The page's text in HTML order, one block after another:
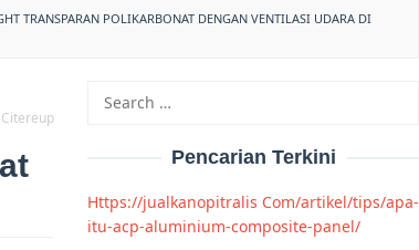
TRANSPARAN POLIKARBONAT DENGAN VENTILASI UDARA DI
for:
Pencarian Terkini
Https://jualkanopitralis Com/artikel/tips/apa-
itu-acp-aluminium-composite-panel/